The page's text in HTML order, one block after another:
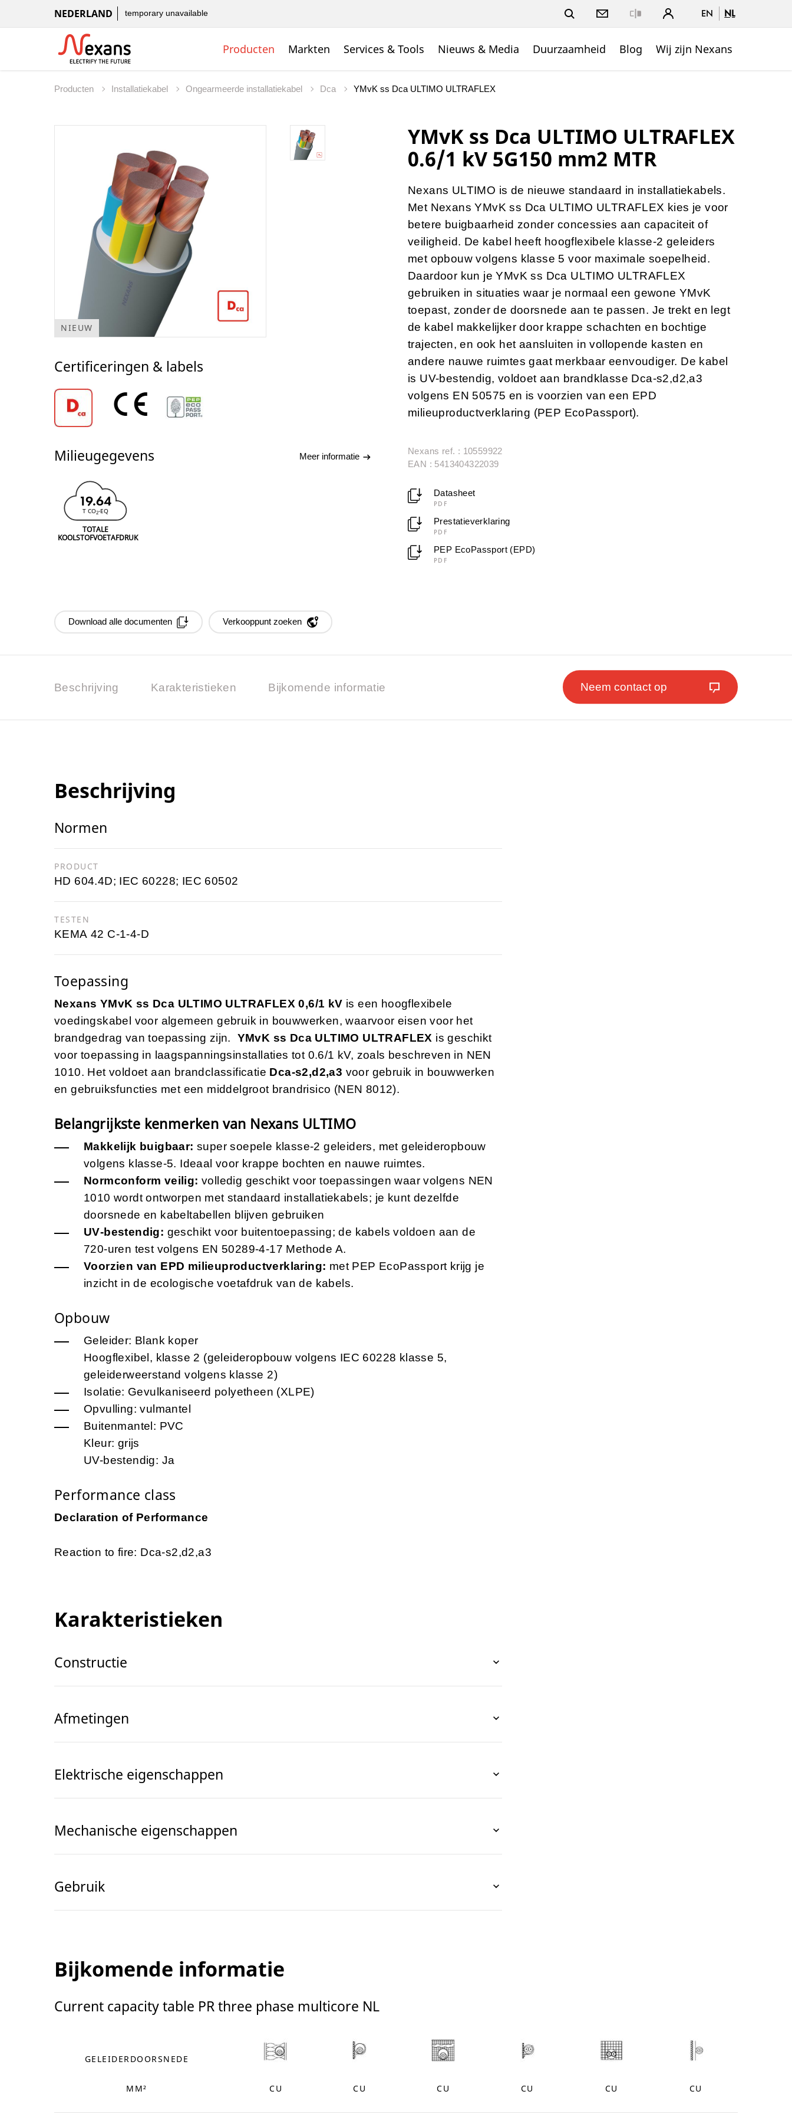
NEDERLAND temporary unavailable EN NL
Producten Markten Services & Tools Nieuws & Media Duurzaamheid Blog Wij zijn Nexans
Producten Installatiekabel Ongearmeerde installatiekabel Dca YMvK ss Dca ULTIMO ULTRAFLEX
NIEUW
Certificeringen & labels
Milieugegevens Meer informatie
19.64
T CO2-EQ
TOTALE
KOOLSTOFVOETAFDRUK
YMvK ss Dca ULTIMO ULTRAFLEX
0.6/1 kV 5G150 mm2 MTR
Nexans ULTIMO is de nieuwe standaard in installatiekabels.
Met Nexans YMvK ss Dca ULTIMO ULTRAFLEX kies je voor
betere buigbaarheid zonder concessies aan capaciteit of
veiligheid. De kabel heeft hoogflexibele klasse‑2 geleiders
met opbouw volgens klasse 5 voor maximale soepelheid.
Daardoor kun je YMvK ss Dca ULTIMO ULTRAFLEX
gebruiken in situaties waar je normaal een gewone YMvK
toepast, zonder de doorsnede aan te passen. Je trekt en legt
de kabel makkelijker door krappe schachten en bochtige
trajecten, en ook het aansluiten in vollopende kasten en
andere nauwe ruimtes gaat merkbaar eenvoudiger. De kabel
is UV-bestendig, voldoet aan brandklasse Dca-s2,d2,a3
volgens EN 50575 en is voorzien van een EPD
milieuproductverklaring (PEP EcoPassport).
Nexans ref. : 10559922
EAN : 5413404322039
Datasheet
PDF
Prestatieverklaring
PDF
PEP EcoPassport (EPD)
PDF
Download alle documenten Verkooppunt zoeken
Beschrijving Karakteristieken Bijkomende informatie Neem contact op
Beschrijving
Normen
PRODUCT
HD 604.4D; IEC 60228; IEC 60502
TESTEN
KEMA 42 C-1-4-D
Toepassing
Nexans YMvK ss Dca ULTIMO ULTRAFLEX 0,6/1 kV is een hoogflexibele
voedingskabel voor algemeen gebruik in bouwwerken, waarvoor eisen voor het
brandgedrag van toepassing zijn. YMvK ss Dca ULTIMO ULTRAFLEX is geschikt
voor toepassing in laagspanningsinstallaties tot 0.6/1 kV, zoals beschreven in NEN
1010. Het voldoet aan brandclassificatie Dca-s2,d2,a3 voor gebruik in bouwwerken
en gebruiksfuncties met een middelgroot brandrisico (NEN 8012).
Belangrijkste kenmerken van Nexans ULTIMO
Makkelijk buigbaar: super soepele klasse-2 geleiders, met geleideropbouw
volgens klasse-5. Ideaal voor krappe bochten en nauwe ruimtes.
Normconform veilig: volledig geschikt voor toepassingen waar volgens NEN
1010 wordt ontworpen met standaard installatiekabels; je kunt dezelfde
doorsnede en kabeltabellen blijven gebruiken
UV‑bestendig: geschikt voor buitentoepassing; de kabels voldoen aan de
720‑uren test volgens EN 50289-4-17 Methode A.
Voorzien van EPD milieuproductverklaring: met PEP EcoPassport krijg je
inzicht in de ecologische voetafdruk van de kabels.
Opbouw
Geleider: Blank koper
Hoogflexibel, klasse 2 (geleideropbouw volgens IEC 60228 klasse 5,
geleiderweerstand volgens klasse 2)
Isolatie: Gevulkaniseerd polyetheen (XLPE)
Opvulling: vulmantel
Buitenmantel: PVC
Kleur: grijs
UV-bestendig: Ja
Performance class
Declaration of Performance
Reaction to fire: Dca-s2,d2,a3
Karakteristieken
Constructie
Afmetingen
Elektrische eigenschappen
Mechanische eigenschappen
Gebruik
Bijkomende informatie
Current capacity table PR three phase multicore NL
GELEIDERDOORSNEDE
MM² CU CU CU CU CU CU